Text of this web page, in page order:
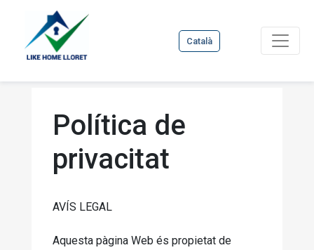
Català
Política de
privacitat
AVÍS LEGAL
Aquesta pàgina Web és propietat de